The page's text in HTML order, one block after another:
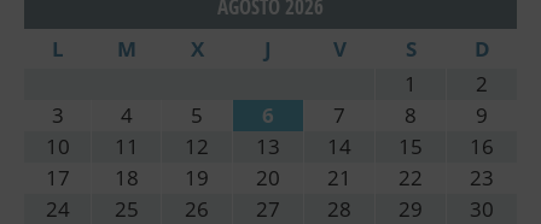
AGOSTO 2026
L
M X J V S
D
1
2
3
4 5 6 7 8
9
10
11 12 13 14 15
16
17
18 19 20 21 22
23
24
25 26 27 28 29
30